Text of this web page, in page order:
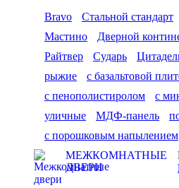
Bravo
Стальной стандарт
Мастино
Дверной
Райтвер
Сударь
рыжие
с базальтовой
с пенополистиролом
с
уличные
МДФ-панель
с порошковым напылением
МЕЖКОМНАТНЫЕ
ДВЕРИ